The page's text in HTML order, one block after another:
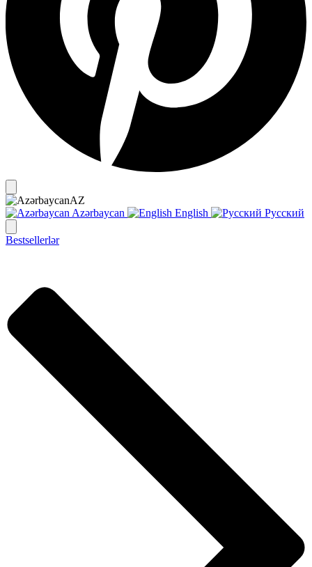
AZ
Azərbaycan
English Русский
Bestsellerlər